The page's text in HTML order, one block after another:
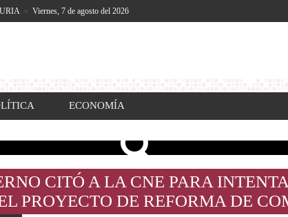
» Viernes, 7 de agosto del 2026
ECONOMÍA
CITÓ A LA CNE PARA
PROYECTO DE REFORMA DE